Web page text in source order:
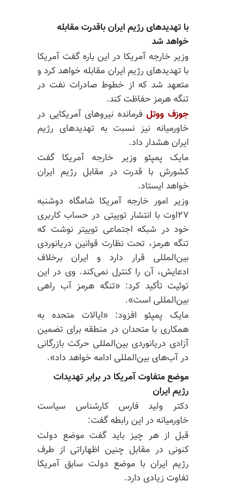
با تهدیدهای رژیم ایران باقدرت مقابله
خواهد شد
وزیر خارجه آمریکا در این باره گفت آمریکا
با تهدیدهای رژیم ایران مقابله خواهد کرد و
متعهد شد که از خطوط صادرات نفت در
تنگه هرمز حفاظت کند.
جوزف ووتل فرمانده نیروهای آمریکایی در
خاورمیانه نیز نسبت به تهدیدهای رژیم
ایران هشدار داد.
مایک پمپئو وزیر خارجه آمریکا گفت
کشورش با قدرت در مقابل رژیم ایران
خواهد ایستاد.
وزیر امور خارجه آمریکا شامگاه دوشنبه
۲۷اوت با انتشار توییتی در حساب کاربری
خود در شبکه اجتماعی توییتر نوشت که
تنگه هرمز، تحت نظارت قوانین دریانوردی
بین‌المللی قرار دارد و ایران برخلاف
ادعایش، آن را کنترل نمی‌کند. وی در این
توئیت تأکید کرد: «تنگه هرمز آب راهی
بین‌المللی است».
مایک پمپئو افزود: «ایالات متحده به
همکاری با متحدان در منطقه برای تضمین
آزادی دریانوردی بین‌المللی حرکت بازرگانی
در آب‌های بین‌المللی ادامه خواهد داد».
موضع متفاوت آمریکا در برابر تهدیدات
رژیم ایران
دکتر ولید فارس کارشناس سیاست
خاورمیانه در این رابطه گفت:
قبل از هر چیز باید گفت موضع دولت
کنونی در مقابل چنین اظهاراتی از طرف
رژیم ایران با موضع دولت سابق آمریکا
تفاوت زیادی دارد.